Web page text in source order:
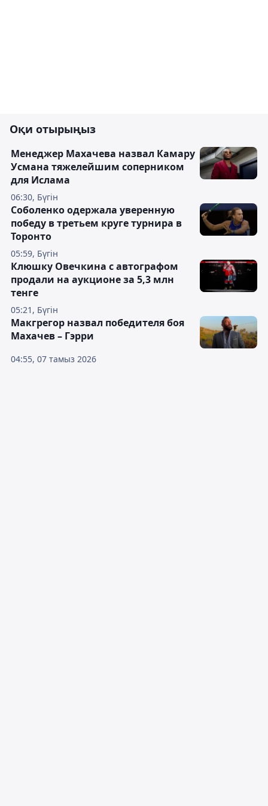
Оқи отырыңыз
06:30, Бүгін
Менеджер Махачева назвал Камару
Усмана тяжелейшим соперником
для Ислама
05:59, Бүгін
Соболенко одержала уверенную
победу в третьем круге турнира в
Торонто
05:21, Бүгін
Клюшку Овечкина с автографом
продали на аукционе за 5,3 млн
тенге
04:55, 07 тамыз 2026
Макгрегор назвал победителя боя
Махачев – Гэрри